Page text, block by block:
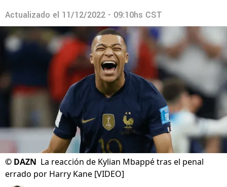
Actualizado el 11/12/2022 - 09:10hs CST
© DAZN La reacción de Kylian Mbappé tras el penal
errado por Harry Kane [VIDEO]